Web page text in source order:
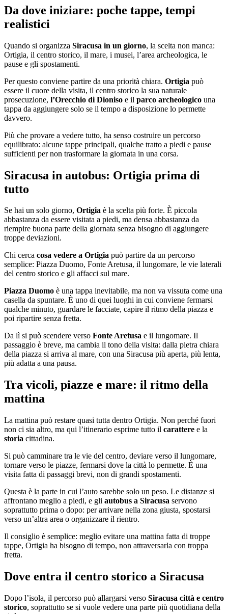
Da dove iniziare: poche tappe, tempi
realistici
Quando si organizza Siracusa in un giorno, la scelta non manca:
Ortigia, il centro storico, il mare, i musei, l’area archeologica, le
pause e gli spostamenti.
Per questo conviene partire da una priorità chiara. Ortigia può
essere il cuore della visita, il centro storico la sua naturale
prosecuzione, l’Orecchio di Dioniso e il parco archeologico una
tappa da aggiungere solo se il tempo a disposizione lo permette
davvero.
Più che provare a vedere tutto, ha senso costruire un percorso
equilibrato: alcune tappe principali, qualche tratto a piedi e pause
sufficienti per non trasformare la giornata in una corsa.
Siracusa in autobus: Ortigia prima di
tutto
Se hai un solo giorno, Ortigia è la scelta più forte. È piccola
abbastanza da essere visitata a piedi, ma densa abbastanza da
riempire buona parte della giornata senza bisogno di aggiungere
troppe deviazioni.
Chi cerca cosa vedere a Ortigia può partire da un percorso
semplice: Piazza Duomo, Fonte Aretusa, il lungomare, le vie laterali
del centro storico e gli affacci sul mare.
Piazza Duomo è una tappa inevitabile, ma non va vissuta come una
casella da spuntare. È uno di quei luoghi in cui conviene fermarsi
qualche minuto, guardare le facciate, capire il ritmo della piazza e
poi ripartire senza fretta.
Da lì si può scendere verso Fonte Aretusa e il lungomare. Il
passaggio è breve, ma cambia il tono della visita: dalla pietra chiara
della piazza si arriva al mare, con una Siracusa più aperta, più lenta,
più adatta a una pausa.
Tra vicoli, piazze e mare: il ritmo della
mattina
La mattina può restare quasi tutta dentro Ortigia. Non perché fuori
non ci sia altro, ma qui l’itinerario esprime tutto il carattere e la
storia cittadina.
Si può camminare tra le vie del centro, deviare verso il lungomare,
tornare verso le piazze, fermarsi dove la città lo permette. È una
visita fatta di passaggi brevi, non di grandi spostamenti.
Questa è la parte in cui l’auto sarebbe solo un peso. Le distanze si
affrontano meglio a piedi, e gli autobus a Siracusa servono
soprattutto prima o dopo: per arrivare nella zona giusta, spostarsi
verso un’altra area o organizzare il rientro.
Il consiglio è semplice: meglio evitare una mattina fatta di troppe
tappe, Ortigia ha bisogno di tempo, non attraversarla con troppa
fretta.
Dove entra il centro storico a Siracusa
Dopo l’isola, il percorso può allargarsi verso Siracusa città e centro
storico, soprattutto se si vuole vedere una parte più quotidiana della